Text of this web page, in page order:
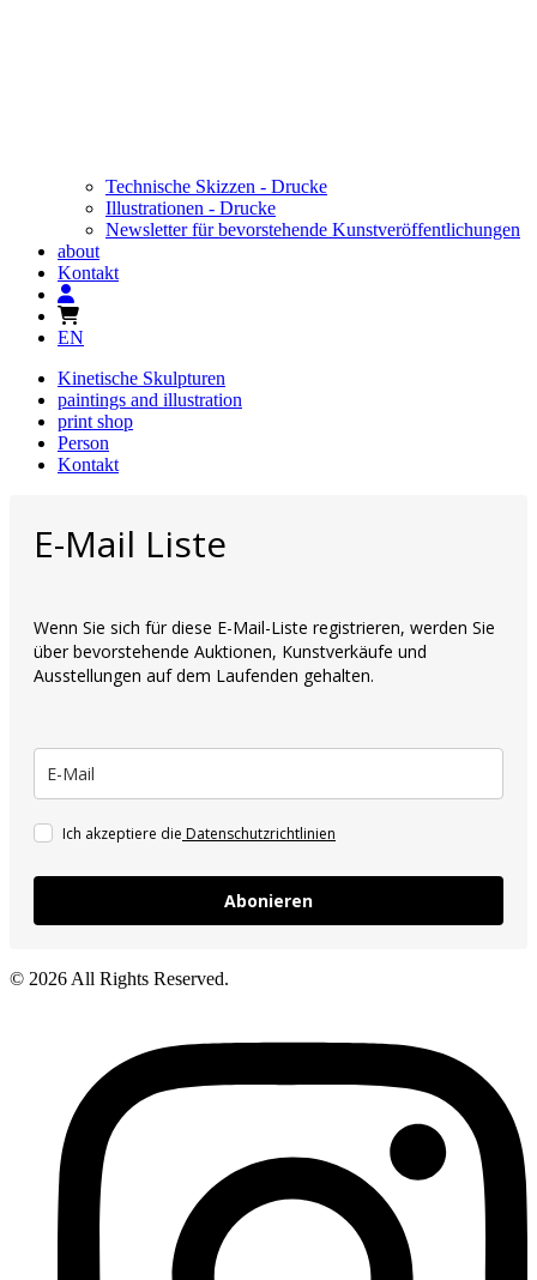
Technische Skizzen - Drucke
Illustrationen - Drucke
Newsletter für bevorstehende Kunstveröffentlichungen
about
Kontakt
EN
Kinetische Skulpturen
paintings and illustration
print shop
Person
Kontakt
E-Mail Liste
Wenn Sie sich für diese E-Mail-Liste registrieren, werden Sie
über bevorstehende Auktionen, Kunstverkäufe und
Ausstellungen auf dem Laufenden gehalten.
Ich akzeptiere die Datenschutzrichtlinien
Abonieren
© 2026 All Rights Reserved.